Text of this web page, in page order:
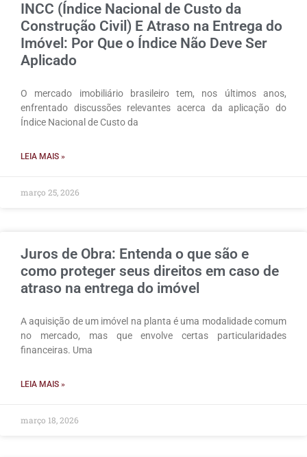
INCC (Índice Nacional de Custo da
Construção Civil) E Atraso na Entrega do
Imóvel: Por Que o Índice Não Deve Ser
Aplicado
O mercado imobiliário brasileiro tem, nos últimos anos,
enfrentado discussões relevantes acerca da aplicação do
Índice Nacional de Custo da
LEIA MAIS »
março 25, 2026
Juros de Obra: Entenda o que são e
como proteger seus direitos em caso de
atraso na entrega do imóvel
A aquisição de um imóvel na planta é uma modalidade comum
no mercado, mas que envolve certas particularidades
financeiras. Uma
LEIA MAIS »
março 18, 2026